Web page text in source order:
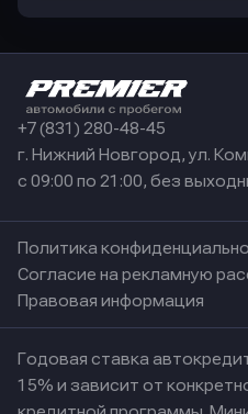
+7 (831) 280-48-45
г. Нижний Новгород, ул.
с 09:00 по 21:00, без
Политика
Согласие на рекламную
Правовая информация
Годовая ставка
15% и зависит от